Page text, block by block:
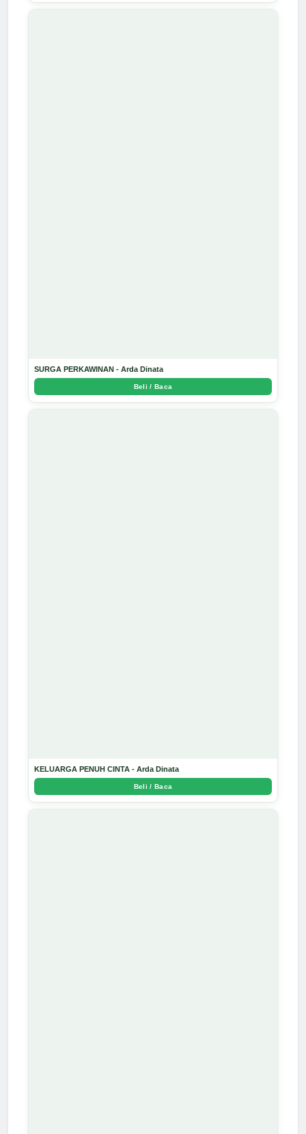
SURGA PERKAWINAN - Arda Dinata
Beli / Baca
KELUARGA PENUH CINTA - Arda Dinata
Beli / Baca